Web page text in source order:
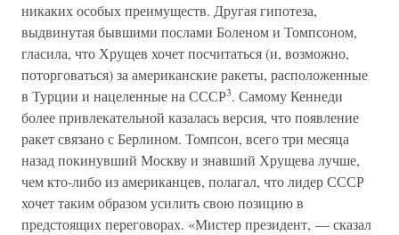
никаких особых преимуществ. Другая гипотеза,
выдвинутая бывшими послами Боленом и Томпсоном,
гласила, что Хрущев хочет посчитаться (и, возможно,
поторговаться) за американские ракеты, расположенные
в Турции и нацеленные на СССР3. Самому Кеннеди
более привлекательной казалась версия, что появление
ракет связано с Берлином. Томпсон, всего три месяца
назад покинувший Москву и знавший Хрущева лучше,
чем кто-либо из американцев, полагал, что лидер СССР
хочет таким образом усилить свою позицию в
предстоящих переговорах. «Мистер президент, — сказал